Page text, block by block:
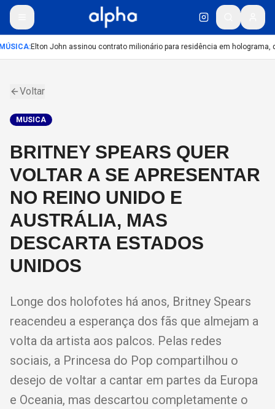
:Elton John assinou contrato milionário para residência em holograma,
Voltar
MUSICA
BRITNEY SPEARS QUER
VOLTAR A SE APRESENTAR
NO REINO UNIDO E
AUSTRÁLIA, MAS
DESCARTA ESTADOS
UNIDOS
Longe dos holofotes há anos, Britney Spears
reacendeu a esperança dos fãs que almejam a
volta da artista aos palcos. Pelas redes
sociais, a Princesa do Pop compartilhou o
desejo de voltar a cantar em partes da Europa
e Oceania, mas descartou completamente o